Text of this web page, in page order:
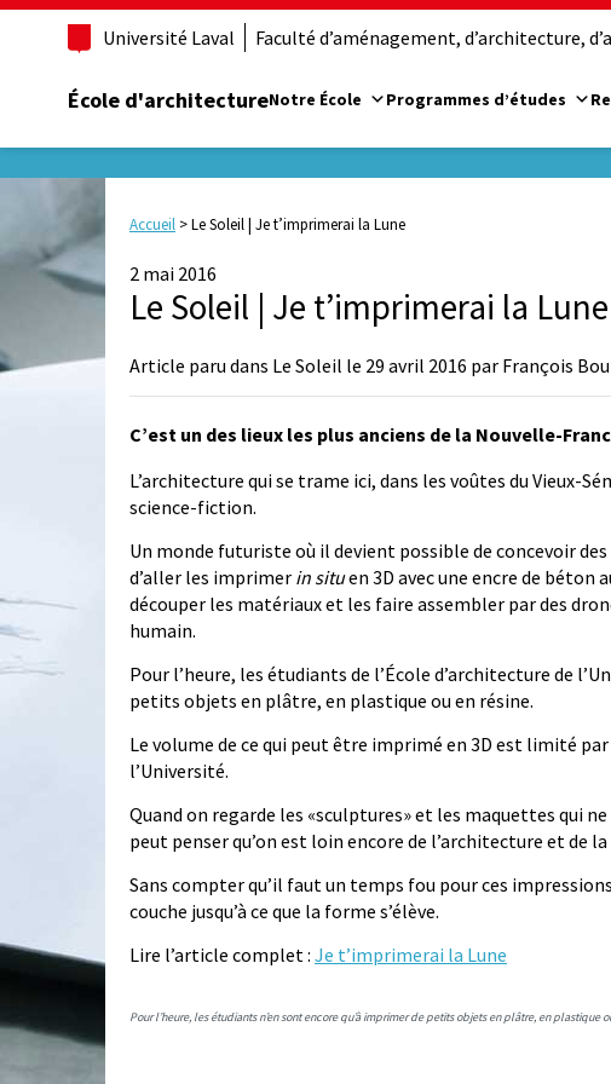
Université Laval Faculté d’aménagement, d’architecture,
École d'architectureNotre École Programmes d’études
Accueil >Le Soleil | Je t’imprimerai la Lune
2 mai 2016
Le Soleil | Je t’imprimerai la Lune
Article paru dans Le Soleil le 29 avril 2016 par François
C’est un des lieux les plus anciens de la Nouvelle-
L’architecture qui se trame ici, dans les voûtes du Vieux-­
science-fiction.
Un monde futuriste où il devient possible de concevoir
d’aller les imprimer in situen 3D avec une encre de béton
découper les matériaux et les faire assembler par des
humain.
Pour l’heure, les étudiants de l’École d’architecture de
petits objets en plâtre, en plastique ou en résine.
Le volume de ce qui peut être imprimé en 3D est limité
l’Université.
Quand on regarde les «sculptures» et les maquettes qui
peut penser qu’on est loin encore de l’architecture et de
Sans compter qu’il faut un temps fou pour ces
couche jusqu’à ce que la forme s’élève.
Lire l’article complet : Je t’imprimerai la Lune
Pour l’heure, les étudiants n’en sont encore qu’à imprimer de petits objets en plâtre, en plastique